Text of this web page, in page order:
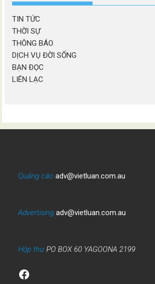
TIN TỨC
THỜI SỰ
THÔNG BÁO
DỊCH VỤ ĐỜI SỐNG
BẠN ĐỌC
LIÊN LẠC
Quảng cáo adv@vietluan.com.au
Advertising adv@vietluan.com.au
Hộp thưPO BOX 60 YAGOONA 2199
Facebook